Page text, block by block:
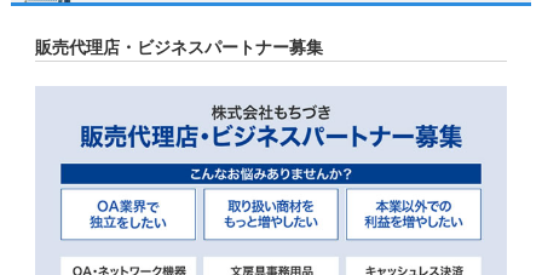
販売代理店・ビジネスパートナー募集